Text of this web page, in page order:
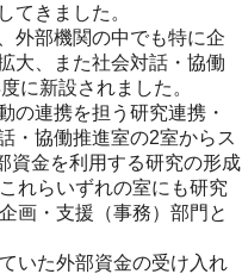
てきました。
外部機関の中でも特に企
大、また社会対話・協働
に新設されました。
連携を担う研究連携・
・協働推進室の2室からス
資金を利用する研究の形成
れらいずれの室にも研究
画・支援（事務）部門と
いた外部資金の受け入れ